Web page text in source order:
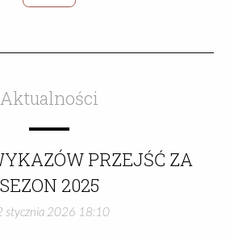
nie zebrania kworum
AKG z działalności
sprawozdania: Prezesa
Komisji Sportowej z
Aktualności
PRZEJŚĆ ZA
SEZON 2025
stycznia 2026 18:10